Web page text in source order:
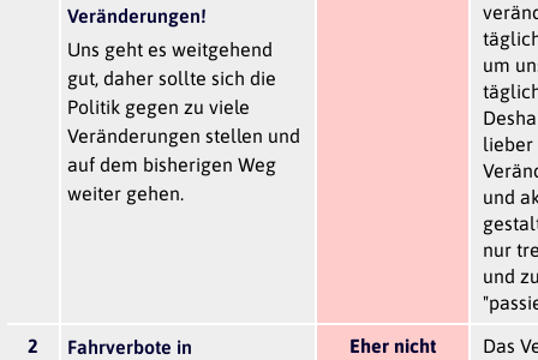
Veränderungen!
Uns geht es weitgehend
gut, daher sollte sich die
Politik gegen zu viele
Veränderungen stellen und
auf dem bisherigen Weg
weiter gehen.
um
lieber
und
nur
und
2
Fahrverbote in
Eher nicht
Das